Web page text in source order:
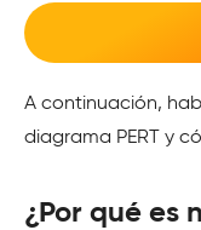
A continuación,
diagrama PERT y
¿Por qué es